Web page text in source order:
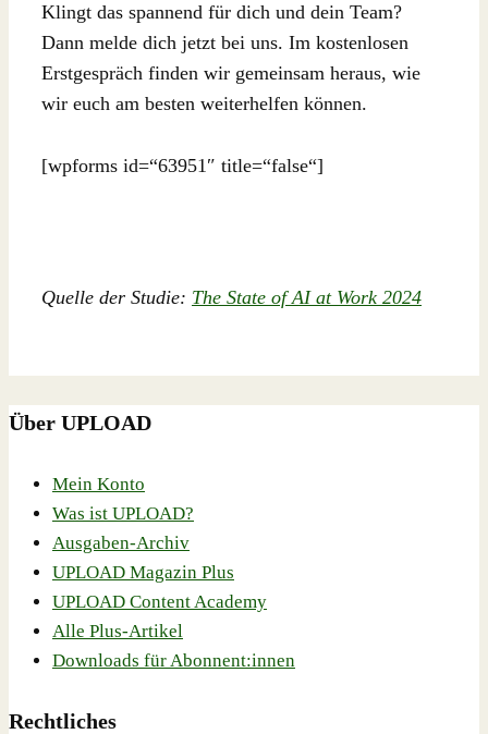
Klingt das spannend für dich und dein Team?
Dann melde dich jetzt bei uns. Im kostenlosen
Erstgespräch finden wir gemeinsam heraus, wie
wir euch am besten weiterhelfen können.
[wpforms id=“63951″ title=“false“]
Quelle der Studie: The State of AI at Work 2024
Über UPLOAD
Mein Konto
Was ist UPLOAD?
Ausgaben-Archiv
UPLOAD Magazin Plus
UPLOAD Content Academy
Alle Plus-Artikel
Downloads für Abonnent:innen
Rechtliches